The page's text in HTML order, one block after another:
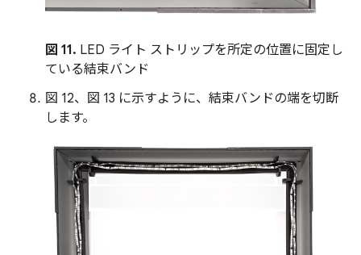
図 11. LED ライト ストリップを所定の位置に固定し
ている結束バンド
図 12、図 13 に示すように、結束バンドの端を切断
します。